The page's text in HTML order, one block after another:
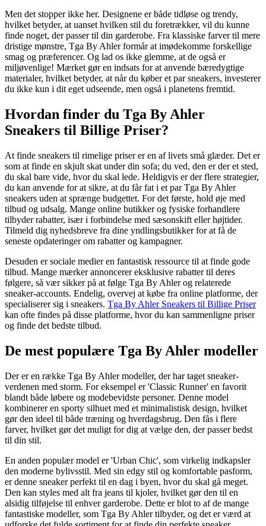
Men det stopper ikke her. Designene er både tidløse og trendy,
hvilket betyder, at uanset hvilken stil du foretrækker, vil du kunne
finde noget, der passer til din garderobe. Fra klassiske farver til mere
dristige mønstre, Tga By Ahler formår at imødekomme forskellige
smag og præferencer. Og lad os ikke glemme, at de også er
miljøvenlige! Mærket gør en indsats for at anvende bæredygtige
materialer, hvilket betyder, at når du køber et par sneakers, investerer
du ikke kun i dit eget udseende, men også i planetens fremtid.
Hvordan finder du Tga By Ahler
Sneakers til Billige Priser?
At finde sneakers til rimelige priser er en af livets små glæder. Det er
som at finde en skjult skat under din sofa; du ved, den er der et sted,
du skal bare vide, hvor du skal lede. Heldigvis er der flere strategier,
du kan anvende for at sikre, at du får fat i et par Tga By Ahler
sneakers uden at sprænge budgettet. For det første, hold øje med
tilbud og udsalg. Mange online butikker og fysiske forhandlere
tilbyder rabatter, især i forbindelse med sæsonskift eller højtider.
Tilmeld dig nyhedsbreve fra dine yndlingsbutikker for at få de
seneste opdateringer om rabatter og kampagner.
Desuden er sociale medier en fantastisk ressource til at finde gode
tilbud. Mange mærker annoncerer eksklusive rabatter til deres
følgere, så vær sikker på at følge Tga By Ahler og relaterede
sneaker-accounts. Endelig, overvej at købe fra online platforme, der
specialiserer sig i sneakers. Tga By Ahler Sneakers til Billige Priser
kan ofte findes på disse platforme, hvor du kan sammenligne priser
og finde det bedste tilbud.
De mest populære Tga By Ahler modeller
Der er en række Tga By Ahler modeller, der har taget sneaker-
verdenen med storm. For eksempel er 'Classic Runner' en favorit
blandt både løbere og modebevidste personer. Denne model
kombinerer en sporty silhuet med et minimalistisk design, hvilket
gør den ideel til både træning og hverdagsbrug. Den fås i flere
farver, hvilket gør det muligt for dig at vælge den, der passer bedst
til din stil.
En anden populær model er 'Urban Chic', som virkelig indkapsler
den moderne bylivsstil. Med sin edgy stil og komfortable pasform,
er denne sneaker perfekt til en dag i byen, hvor du skal gå meget.
Den kan styles med alt fra jeans til kjoler, hvilket gør den til en
alsidig tilføjelse til enhver garderobe. Dette er blot to af de mange
fantastiske modeller, som Tga By Ahler tilbyder, og det er værd at